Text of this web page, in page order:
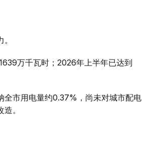
万千瓦时；2026年上半年已达到
全市用电量约0.37%，尚未对城市配电
。